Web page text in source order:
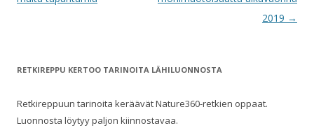
2019 →
RETKIREPPU KERTOO TARINOITA LÄHILUONNOSTA
Retkireppuun tarinoita keräävät Nature360-retkien oppaat.
Luonnosta löytyy paljon kiinnostavaa.